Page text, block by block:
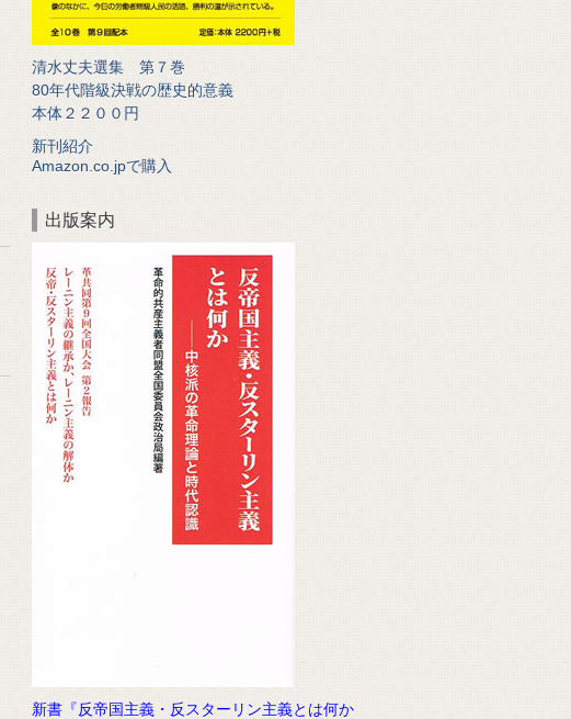
清水丈夫選集 第７巻
80年代階級決戦の歴史的意義
本体２２００円
新刊紹介
Amazon.co.jpで購入
出版案内
新書『反帝国主義・反スターリン主義とは何か